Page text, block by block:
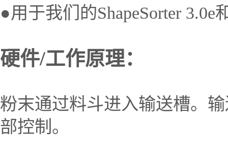
●用于我们的ShapeSorter 3.0e
硬件/工作原理：
粉末通过料斗进入输送槽。
部控制。